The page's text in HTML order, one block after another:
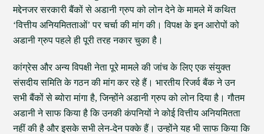
मद्देनजर सरकारी बैंकों से अडानी ग्रुप को लोन देने के मामले में कथित
‘वित्तीय अनियमितताओं’ पर चर्चा की मांग की। विपक्ष के इन आरोपों को
अडानी ग्रुप पहले ही पूरी तरह नकार चुका है।
कांग्रेस और अन्य विपक्षी नेता पूरे मामले की जांच के लिए एक संयुक्त
संसदीय समिति के गठन की मांग कर रहे हैं। भारतीय रिजर्व बैंक ने उन
सभी बैंकों से ब्योरा मांगा है, जिन्होंने अडानी ग्रुप को लोन दिया है। गौतम
अडानी ने साफ किया है कि उनकी कंपनियों ने कोई वित्तीय अनियमितता
नहीं की है और इसके सभी लेन-देन पक्के हैं। उन्होंने यह भी साफ किया कि